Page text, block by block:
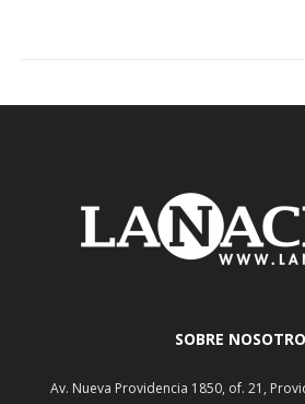
SOBRE
Av. Nueva Providencia 1850, of. 21,